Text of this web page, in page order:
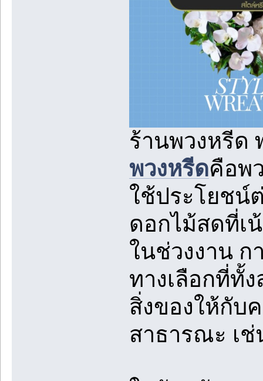
ร้านพวงหรีด
พวงหรีดคือพ
ใช้ประโยชน์
ดอกไม้สดที่เ
ในช่วงงาน ก
ทางเลือกที่ทั้
สิ่งของให้กับ
สาธารณะ เช่